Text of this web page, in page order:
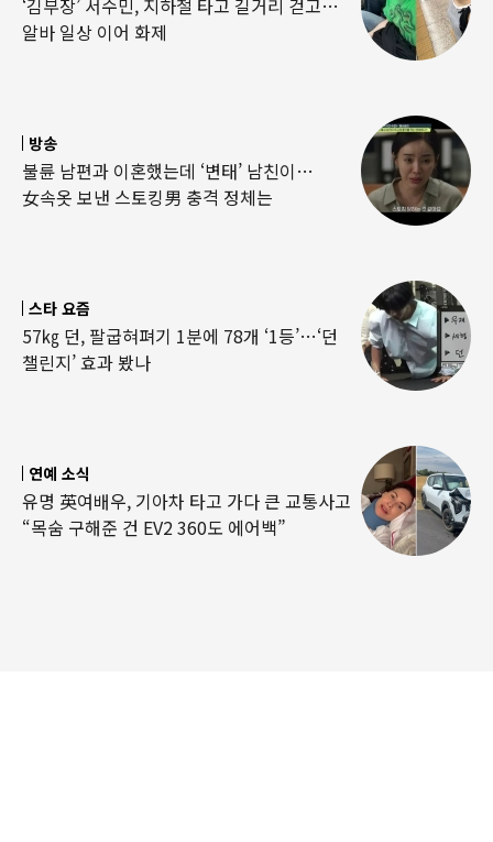
알바 일상 이어 화제
방송
불륜 남편과 이혼했는데 ‘변태’ 남친이…
女속옷 보낸 스토킹男 충격 정체는
스타 요즘
57㎏ 던, 팔굽혀펴기 1분에 78개 ‘1등’…‘던
챌린지’ 효과 봤나
연예 소식
유명 英여배우, 기아차 타고 가다 큰 교통사고
“목숨 구해준 건 EV2 360도 에어백”